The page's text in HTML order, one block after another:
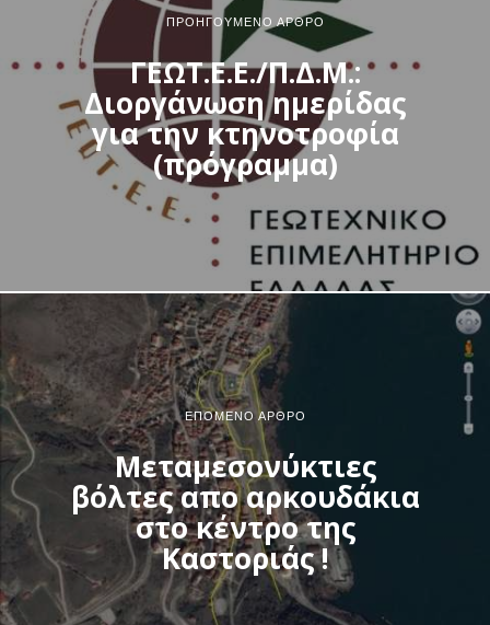
ΠΡΟΗΓΟΎΜΕΝΟ ΆΡΘΡΟ
ΓΕΩΤ.Ε.Ε./Π.Δ.Μ.:
Διοργάνωση ημερίδας
για την κτηνοτροφία
(πρόγραμμα)
ΕΠΌΜΕΝΟ ΆΡΘΡΟ
Μεταμεσονύκτιες
βόλτες απο αρκουδάκια
στο κέντρο της
Καστοριάς !